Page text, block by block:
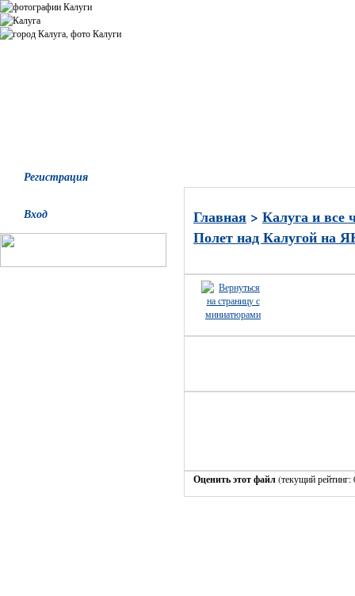
Регистрация
Вход Главная > Калуга и все
Полет над Калугой на
Оценить этот файл(текущий